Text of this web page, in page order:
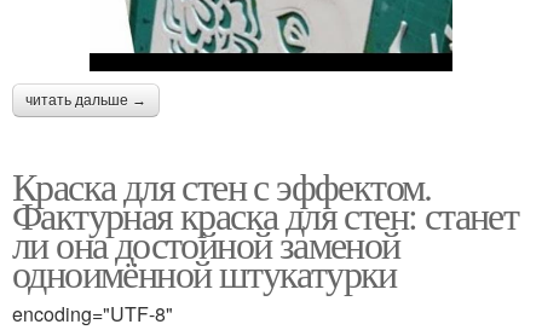
читать дальше →
Краска для стен с эффектом.
Фактурная краска для стен: станет
ли она достойной заменой
одноимённой штукатурки
encoding="UTF-8"